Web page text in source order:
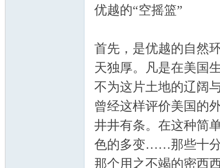
优越的“空摇篮”
首先，是优越的自然
天独厚。凡是在美国
不为这片土地的辽阔
曾经这样评价美国的
井井有条。在这种简
色的多变……那些十分
那个用之不竭的密西